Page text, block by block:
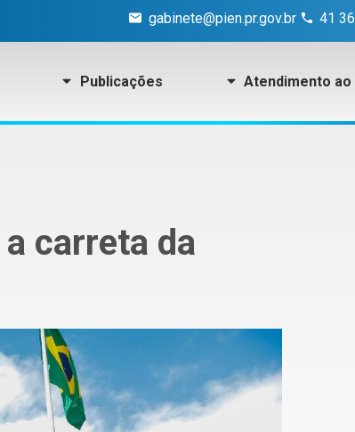
gabinete@pien.pr.gov.br 41
Publicações Atendimento ao
carreta da